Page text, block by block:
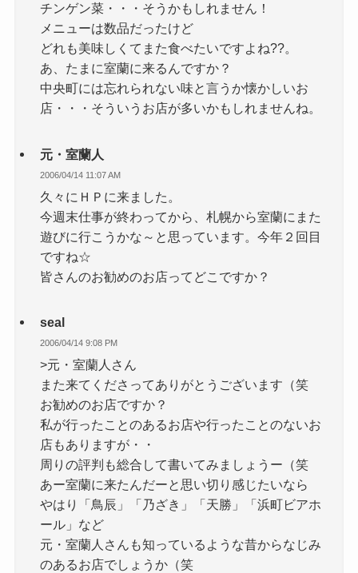
チンゲン菜・・・そうかもしれません！
メニューは数品だったけど
どれも美味しくてまた食べたいですよね??。
あ、たまに室蘭に来るんですか？
中央町には忘れられない味と言うか懐かしいお
店・・・そういうお店が多いかもしれませんね。
元・室蘭人
2006/04/14 11:07 AM
久々にＨＰに来ました。
今週末仕事が終わってから、札幌から室蘭にまた
遊びに行こうかな～と思っています。今年２回目
ですね☆
皆さんのお勧めのお店ってどこですか？
seal
2006/04/14 9:08 PM
>元・室蘭人さん
また来てくださってありがとうございます（笑
お勧めのお店ですか？
私が行ったことのあるお店や行ったことのないお
店もありますが・・
周りの評判も総合して書いてみましょうー（笑
あー室蘭に来たんだーと思い切り感じたいなら
やはり「鳥辰」「乃ざき」「天勝」「浜町ビアホ
ール」など
元・室蘭人さんも知っているような昔からなじみ
のあるお店でしょうか（笑